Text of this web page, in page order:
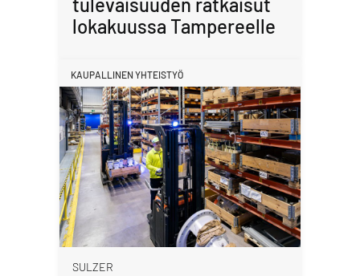
lokakuussa Tampereelle
KAUPALLINEN YHTEISTYÖ
SULZER